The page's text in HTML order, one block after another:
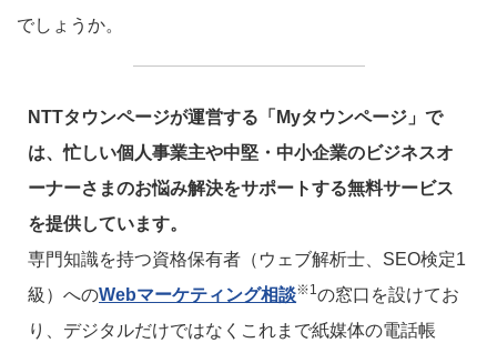
でしょうか。
NTTタウンページが運営する「Myタウンページ」で
は、忙しい個人事業主や中堅・中小企業のビジネスオ
ーナーさまのお悩み解決をサポートする無料サービス
を提供しています。
専門知識を持つ資格保有者（ウェブ解析士、SEO検定1
級）へのWebマーケティング相談※1の窓口を設けてお
り、デジタルだけではなくこれまで紙媒体の電話帳